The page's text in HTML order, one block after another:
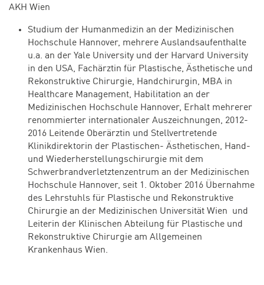
AKH Wien
Studium der Humanmedizin an der Medizinischen
Hochschule Hannover, mehrere Auslandsaufenthalte
u.a. an der Yale University und der Harvard University
in den USA, Fachärztin für Plastische, Ästhetische und
Rekonstruktive Chirurgie, Handchirurgin, MBA in
Healthcare Management, Habilitation an der
Medizinischen Hochschule Hannover, Erhalt mehrerer
renommierter internationaler Auszeichnungen, 2012-
2016 Leitende Oberärztin und Stellvertretende
Klinikdirektorin der Plastischen- Ästhetischen, Hand-
und Wiederherstellungschirurgie mit dem
Schwerbrandverletztenzentrum an der Medizinischen
Hochschule Hannover, seit 1. Oktober 2016 Übernahme
des Lehrstuhls für Plastische und Rekonstruktive
Chirurgie an der Medizinischen Universität Wien und
Leiterin der Klinischen Abteilung für Plastische und
Rekonstruktive Chirurgie am Allgemeinen
Krankenhaus Wien.